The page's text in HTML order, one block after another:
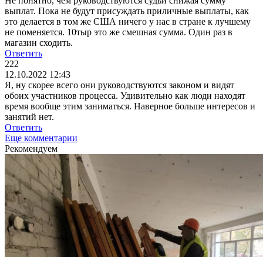
выплат. Пока не будут присуждать приличные выплаты, как
это делается в том же США ничего у нас в стране к лучшему
не поменяется. 10тыр это же смешная сумма. Один раз в
магазин сходить.
Ответить
222
12.10.2022 12:43
Я, ну скорее всего они руководствуются законом и видят
обоих участников процесса. Удивительно как люди находят
время вообще этим заниматься. Наверное больше интересов и
занятий нет.
Ответить
Еще комментарии
Рекомендуем